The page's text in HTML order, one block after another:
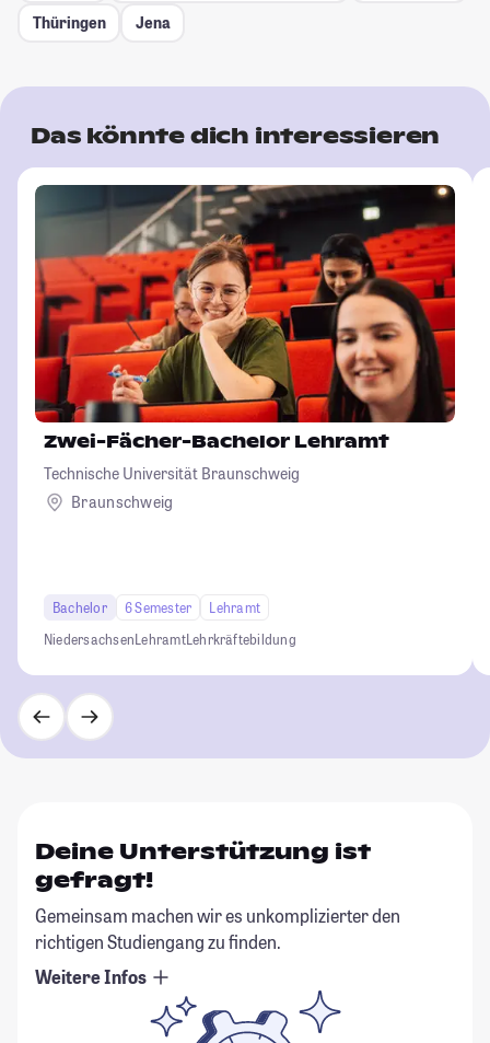
Thüringen
Jena
Das könnte dich interessieren
Zwei-Fächer-Bachelor Lehramt
Technische Universität Braunschweig
Braunschweig
Bachelor 6 Semester
Lehramt
NiedersachsenLehramtLehrkräftebildung
Deine Unterstützung ist
gefragt!
Gemeinsam machen wir es unkomplizierter den
richtigen Studiengang zu finden.
Weitere Infos